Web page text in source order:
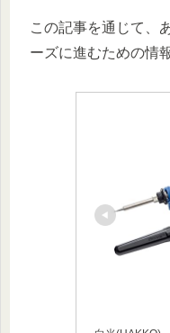
この記事を通じて、
ーズに進むための情